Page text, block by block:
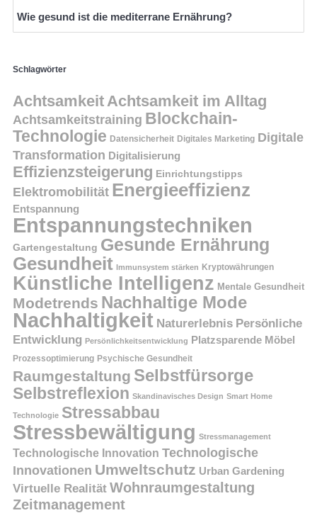
Wie gesund ist die mediterrane Ernährung?
Schlagwörter
Achtsamkeit Achtsamkeit im Alltag
Achtsamkeitstraining Blockchain-
Technologie Datensicherheit Digitales Marketing Digitale
Transformation Digitalisierung
Effizienzsteigerung Einrichtungstipps
Elektromobilität Energieeffizienz
Entspannung
Entspannungstechniken
Gartengestaltung Gesunde Ernährung
Gesundheit Immunsystem stärken Kryptowährungen
Künstliche Intelligenz Mentale Gesundheit
Modetrends Nachhaltige Mode
Nachhaltigkeit Naturerlebnis Persönliche
Entwicklung Persönlichkeitsentwicklung Platzsparende Möbel
Prozessoptimierung Psychische Gesundheit
Raumgestaltung Selbstfürsorge
Selbstreflexion Skandinavisches Design Smart Home
Technologie Stressabbau
Stressbewältigung Stressmanagement
Technologische Innovation Technologische
Innovationen Umweltschutz Urban Gardening
Virtuelle Realität Wohnraumgestaltung
Zeitmanagement